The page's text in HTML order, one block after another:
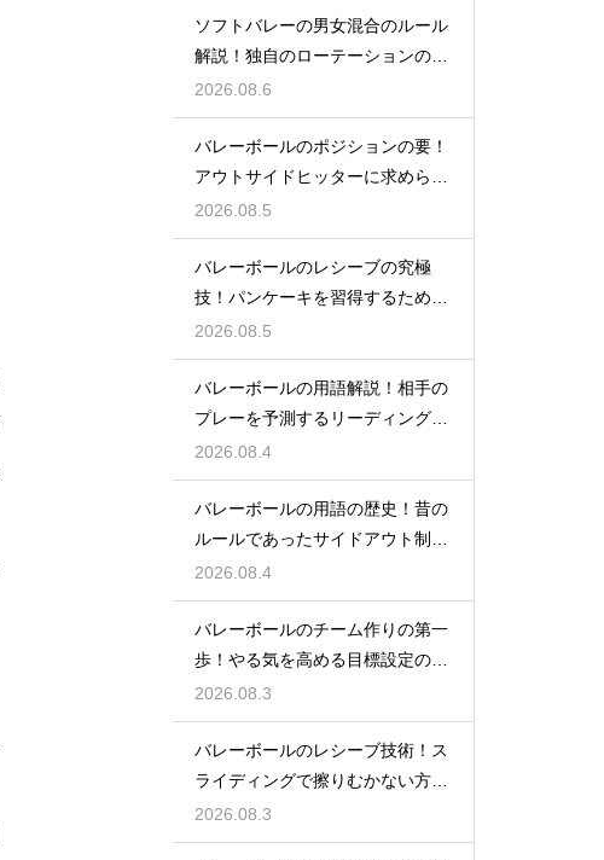
ソフトバレーの男女混合のルール
解説！独自のローテーションの規
定とは
2026.08.6
バレーボールのポジションの要！
アウトサイドヒッターに求められ
る能力
2026.08.5
バレーボールのレシーブの究極
技！パンケーキを習得するための
練習方法
2026.08.5
バレーボールの用語解説！相手の
プレーを予測するリーディングと
は何か
2026.08.4
バレーボールの用語の歴史！昔の
ルールであったサイドアウト制と
は何か
2026.08.4
バレーボールのチーム作りの第一
歩！やる気を高める目標設定の仕
方とは
2026.08.3
バレーボールのレシーブ技術！ス
ライディングで擦りむかない方法
を伝授
2026.08.3